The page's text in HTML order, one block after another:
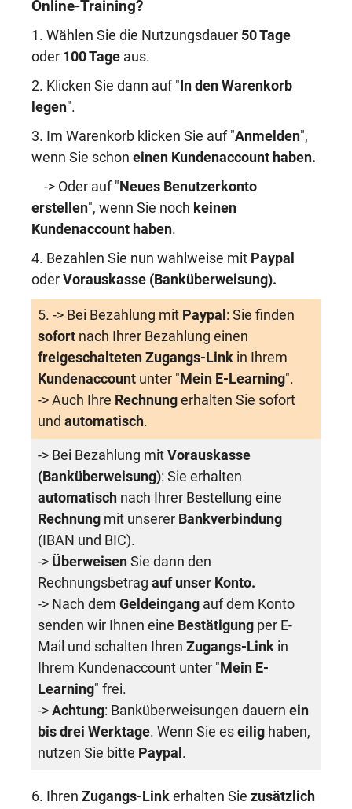
Online-Training?
1. Wählen Sie die Nutzungsdauer 50 Tage
oder 100 Tage aus.
2. Klicken Sie dann auf " In den Warenkorb
legen".
3. Im Warenkorb klicken Sie auf "Anmelden",
wenn Sie schon einen Kundenaccount haben.
-> Oder auf " Neues Benutzerkonto
erstellen", wenn Sie noch keinen
Kundenaccount haben.
4. Bezahlen Sie nun wahlweise mit Paypal
oder Vorauskasse (Banküberweisung).
5. -> Bei Bezahlung mit Paypal : Sie finden
sofort nach Ihrer Bezahlung einen
freigeschalteten Zugangs-Link in Ihrem
Kundenaccount unter " Mein E-Learning".
-> Auch Ihre Rechnung erhalten Sie sofort
und automatisch.
-> Bei Bezahlung mit Vorauskasse
(Banküberweisung): Sie erhalten
automatisch nach Ihrer Bestellung eine
Rechnung mit unserer Bankverbindung
(IBAN und BIC).
-> Überweisen Sie dann den
Rechnungsbetrag auf unser Konto.
-> Nach dem Geldeingang auf dem Konto
senden wir Ihnen eine Bestätigung per E-
Mail und schalten Ihren Zugangs-Link in
Ihrem Kundenaccount unter " Mein E-
Learning" frei.
-> Achtung: Banküberweisungen dauern ein
bis drei Werktage. Wenn Sie es eilig haben,
nutzen Sie bitte Paypal .
6. Ihren Zugangs-Link erhalten Sie zusätzlich